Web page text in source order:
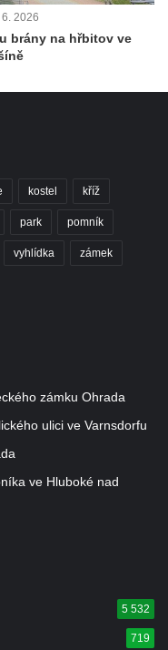
ve
v
2026
brány na hřbitov ve
kostel kříž
park pomník
vyhlídka zámek
zámku Ohrada
ulici ve Varnsdorfu
ve Hluboké nad
5 532
719